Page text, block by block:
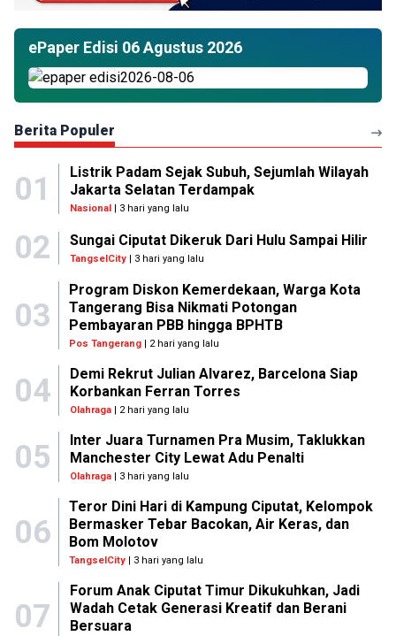
ePaper Edisi 06 Agustus 2026
Berita Populer
01
Listrik Padam Sejak Subuh, Sejumlah Wilayah
Jakarta Selatan Terdampak
Nasional| 3 hari yang lalu
02 Sungai Ciputat Dikeruk Dari Hulu Sampai Hilir
TangselCity | 3 hari yang lalu
03
Program Diskon Kemerdekaan, Warga Kota
Tangerang Bisa Nikmati Potongan
Pembayaran PBB hingga BPHTB
Pos Tangerang | 2 hari yang lalu
04
Demi Rekrut Julian Alvarez, Barcelona Siap
Korbankan Ferran Torres
Olahraga| 2 hari yang lalu
05
Inter Juara Turnamen Pra Musim, Taklukkan
Manchester City Lewat Adu Penalti
Olahraga| 3 hari yang lalu
06
Teror Dini Hari di Kampung Ciputat, Kelompok
Bermasker Tebar Bacokan, Air Keras, dan
Bom Molotov
TangselCity | 3 hari yang lalu
07
Forum Anak Ciputat Timur Dikukuhkan, Jadi
Wadah Cetak Generasi Kreatif dan Berani
Bersuara